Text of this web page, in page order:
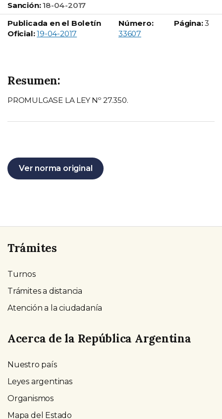
Sanción: 18-04-2017
Publicada en el Boletín
Oficial: 19-04-2017
Número:
Boletín Oficial número:
33607
Página: 3
Resumen:
PROMULGASE LA LEY Nº 27.350.
Ver norma original
Trámites
Turnos
Trámites a distancia
Atención a la ciudadanía
Acerca de la República Argentina
Nuestro país
Leyes argentinas
Organismos
Mapa del Estado